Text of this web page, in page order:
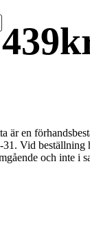
439
är en
31. Vid beställning
och inte i